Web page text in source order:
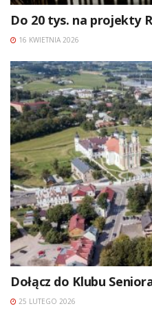
Do 20 tys. na projekty
16 KWIETNIA 2026
Dołącz do Klubu
25 LUTEGO 2026